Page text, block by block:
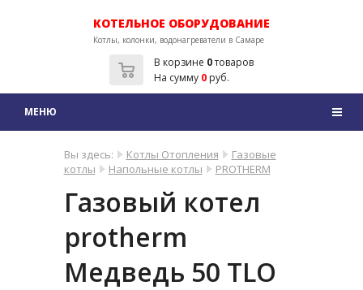
КОТЕЛЬНОЕ ОБОРУДОВАНИЕ
Котлы, колонки, водонагреватели в Самаре
В корзине 0товаров
На сумму 0руб.
Вы здесь: Котлы Отопления
Газовые
котлы
Напольные котлы PROTHERM
Газовый котел
protherm
Медведь 50 TLO